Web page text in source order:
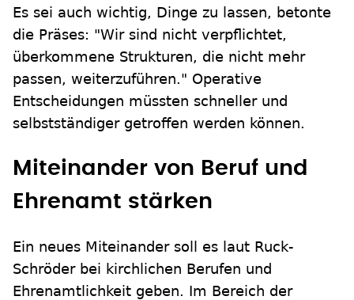
Es sei auch wichtig, Dinge zu lassen, betonte
die Präses: "Wir sind nicht verpflichtet,
überkommene Strukturen, die nicht mehr
passen, weiterzuführen." Operative
Entscheidungen müssten schneller und
selbstständiger getroffen werden können.
Miteinander von Beruf und
Ehrenamt stärken
Ein neues Miteinander soll es laut Ruck-
Schröder bei kirchlichen Berufen und
Ehrenamtlichkeit geben. Im Bereich der